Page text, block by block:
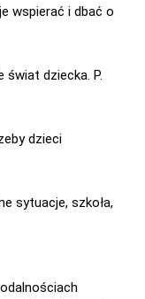
wspierać i dbać o
dziecka. P.
dzieci
sytuacje, szkoła,